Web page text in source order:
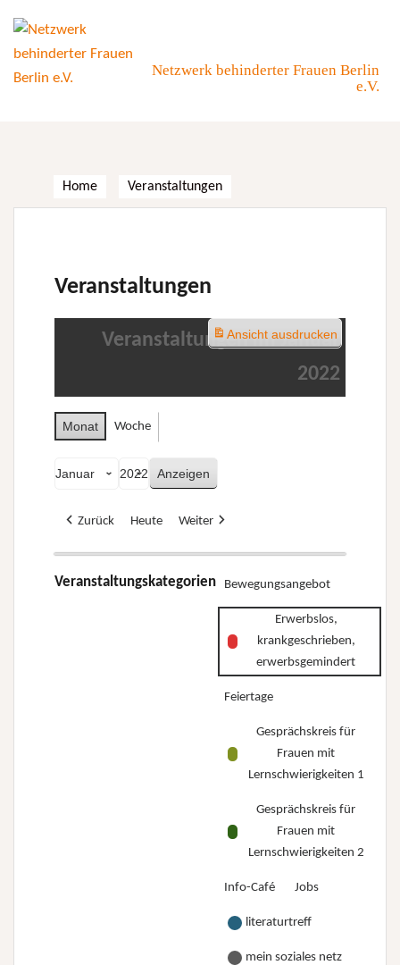
content
Netzwerk behinderter Frauen Berlin
e.V.
Home Veranstaltungen
Veranstaltungen
Veranstaltungen im Januar
2022
Monat Woche
Zurück Heute Weiter
Veranstaltungskategorien Bewegungsangebot
Erwerbslos,
krankgeschrieben,
erwerbsgemindert
Feiertage
Gesprächskreis für
Frauen mit
Lernschwierigkeiten 1
Gesprächskreis für
Frauen mit
Lernschwierigkeiten 2
Info-Café Jobs
literaturtreff
mein soziales netz
Ansichtausdrucken